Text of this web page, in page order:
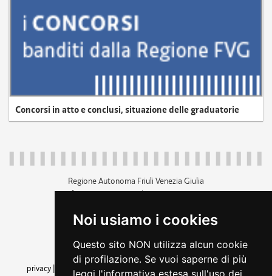
Noi usiamo i cookies
Questo sito NON utilizza alcun cookie
di profilazione. Se vuoi saperne di più
leggi l'informativa estesa sull'uso dei
Concorsi in atto e conclusi, situazione delle graduatorie
Regione Autonoma Friuli Venezia Giulia
c.f. 80014930327; p.iva 00526040324
+39 040 3771111
amministrazione trasparente
privacy
cookie |note legali accessibilità
dichiarazione di